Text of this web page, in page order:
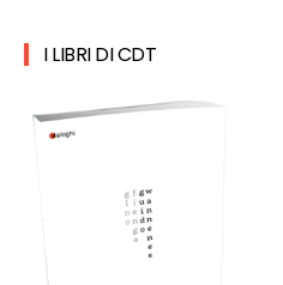
I LIBRI DI CDT